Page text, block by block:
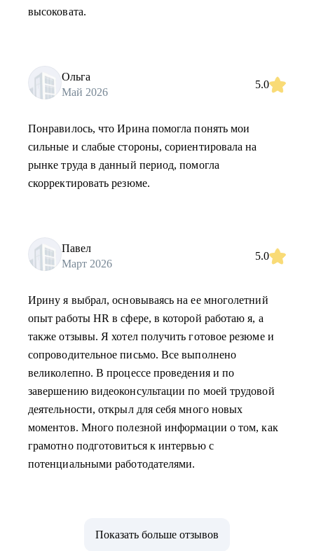
высоковата.
Ольга
Май 2026
5.0
Понравилось, что Ирина помогла понять мои
сильные и слабые стороны, сориентировала на
рынке труда в данный период, помогла
скорректировать резюме.
Павел
Март 2026
5.0
Ирину я выбрал, основываясь на ее многолетний
опыт работы HR в сфере, в которой работаю я, а
также отзывы. Я хотел получить готовое резюме и
сопроводительное письмо. Все выполнено
великолепно. В процессе проведения и по
завершению видеоконсультации по моей трудовой
деятельности, открыл для себя много новых
моментов. Много полезной информации о том, как
грамотно подготовиться к интервью с
потенциальными работодателями.
Показать больше отзывов